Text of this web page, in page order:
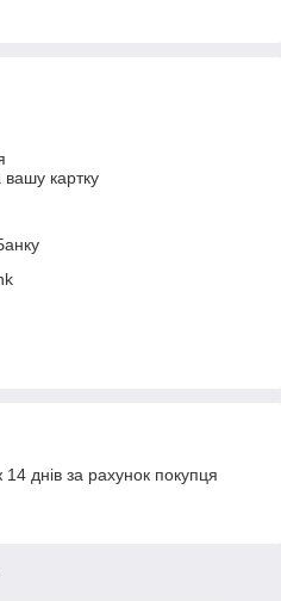
вашу картку
днів за рахунок покупця